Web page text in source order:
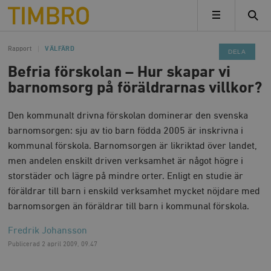
Timbro
MENY
Rapport VÄLFÄRD
Befria förskolan – Hur skapar vi
barnomsorg på föräldrarnas villkor?
Den kommunalt drivna förskolan dominerar den svenska
barnomsorgen: sju av tio barn födda 2005 är inskrivna i
kommunal förskola. Barnomsorgen är likriktad över landet,
men andelen enskilt driven verksamhet är något högre i
storstäder och lägre på mindre orter. Enligt en studie är
föräldrar till barn i enskild verksamhet mycket nöjdare med
barnomsorgen än föräldrar till barn i kommunal förskola.
Fredrik Johansson
Publicerad 2 april 2009, 09.47
DELA